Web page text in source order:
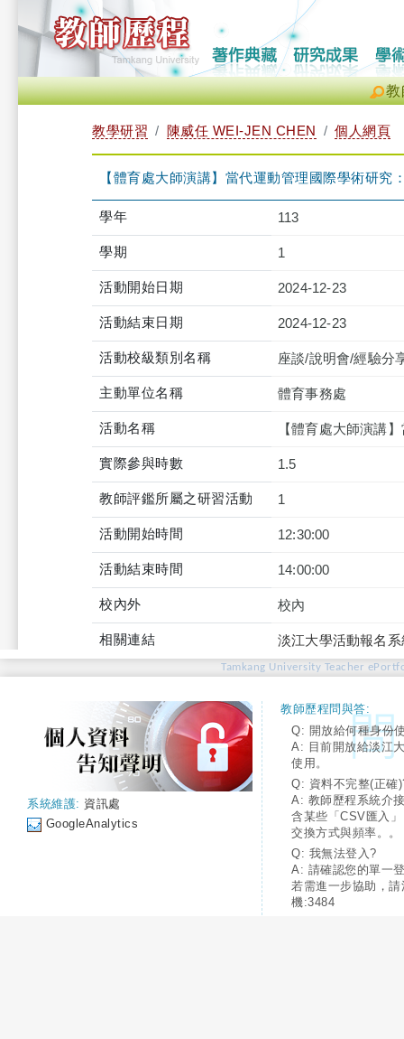
教
教學研習 陳威任 WEI-JEN CHEN 個人網頁
【體育處大師演講】當代運動管理國際學術研
學年 113
學期 1
活動開始日期 2024-12-23
活動結束日期 2024-12-23
活動校級類別名稱 座談/說明會/經驗分
主動單位名稱 體育事務處
活動名稱 【體育處大師演講
實際參與時數 1.5
教師評鑑所屬之研習活動 1
活動開始時間 12:30:00
活動結束時間 14:00:00
校內外 校內
相關連結 淡江大學活動報名
Tamkang University Teacher
系統維護: 資訊處
GoogleAnalytics
教師歷程問與答:
Q: 開放給何種身份
A: 目前開放給淡江
使用。
Q: 資料不完整(正確
A: 教師歷程系統介
含某些「CSV匯入
交換方式與頻率。。
Q: 我無法登入?
A: 請確認您的單一
若需進一步協助，
機:3484